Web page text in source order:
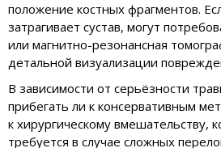
положение костных фрагментов.
затрагивает сустав, могут
или магнитно-резонансная
детальной визуализации
В зависимости от серьёзности
прибегать ли к консервативным
к хирургическому вмешательству,
требуется в случае сложных